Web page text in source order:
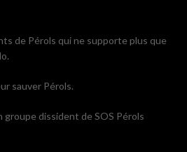
de Pérols qui ne supporte plus que
sauver Pérols.
dissident de SOS Pérols